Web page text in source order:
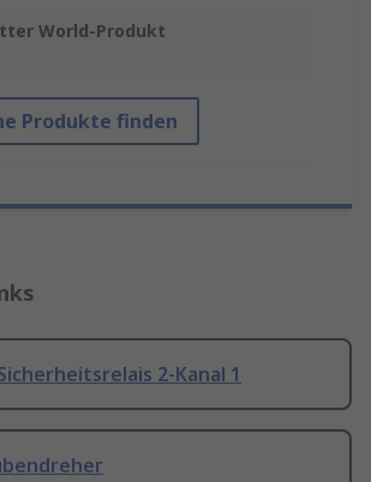
World-Produkt
Produkte finden
2-Kanal 1